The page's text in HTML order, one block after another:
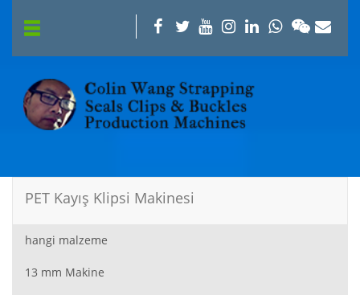
PET Kayış Klipsi Makinesi
hangi malzeme
13 mm Makine